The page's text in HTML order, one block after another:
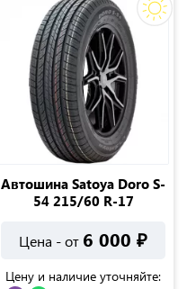
Автошина Satoya Doro S-
54 215/60 R-17
Цена - от 6 000 ₽
Цену и наличие уточняйте: